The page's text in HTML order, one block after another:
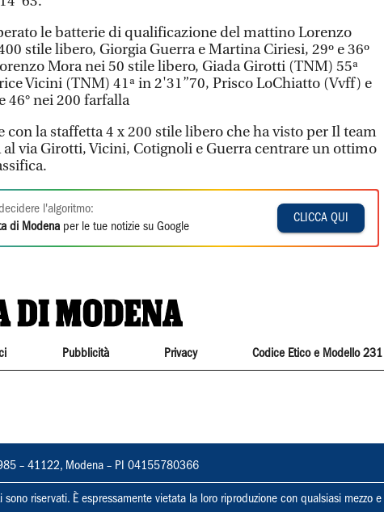
le batterie di qualificazione del mattino Lorenzo
stile libero, Giorgia Guerra e Martina Ciriesi, 29º e 36º
Mora nei 50 stile libero, Giada Girotti (TNM) 55ª
Vicini (TNM) 41ª in 2'31”70, Prisco LoChiatto (Vvff) e
46° nei 200 farfalla
con la staffetta 4 x 200 stile libero che ha visto per Il team
via Girotti, Vicini, Cotignoli e Guerra centrare un ottimo
l'algoritmo:
di Modena per le tue notizie su Google
CLICCA QUI
Pubblicità Privacy Codice Etico e Modello 231
985 – 41122, Modena – PI 04155780366
riservati. È espressamente vietata la loro riproduzione con qualsiasi mezzo